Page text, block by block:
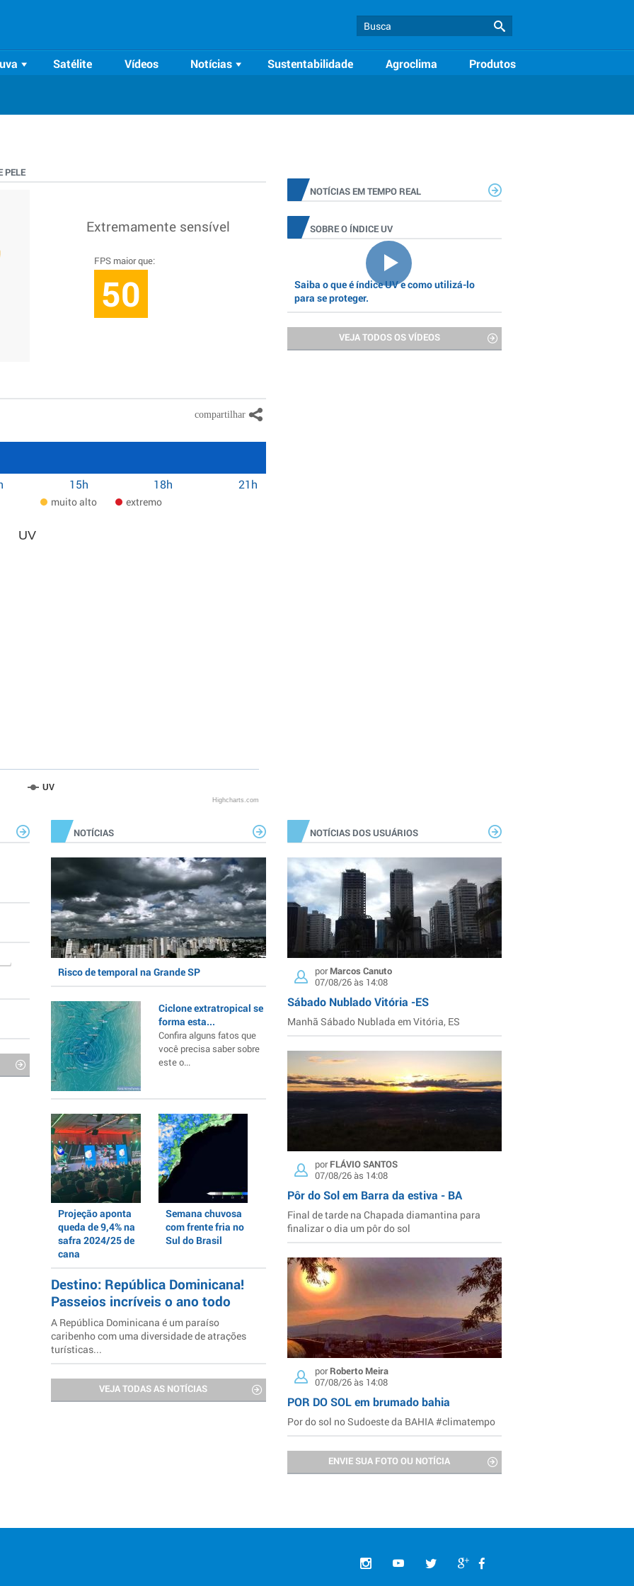
Satélite Vídeos Notícias Sustentabilidade Agroclima Produtos
PELE
Extremamente sensível
FPS maior que:
50
15h 18h 21h
muito alto extremo
UV
UV
Highcharts.com
NOTÍCIAS EM TEMPO REAL
SOBRE O ÍNDICE UV
Saiba o que é índice UV e como utilizá-lo
para se proteger.
VEJA TODOS OS VÍDEOS
NOTÍCIAS
Risco de temporal na Grande SP
Ciclone extratropical se
forma esta...
Confira alguns fatos que
você precisa saber sobre
este o...
Projeção aponta
queda de 9,4% na
safra 2024/25 de
cana
Semana chuvosa
com frente fria no
Sul do Brasil
Destino: República Dominicana!
Passeios incríveis o ano todo
A República Dominicana é um paraíso
caribenho com uma diversidade de atrações
turísticas...
VEJA TODAS AS NOTÍCIAS
NOTÍCIAS DOS USUÁRIOS
porMarcos Canuto
07/08/26 às 14:08
Sábado Nublado Vitória -ES
Manhã Sábado Nublada em Vitória, ES
porFLÁVIO SANTOS
07/08/26 às 14:08
Pôr do Sol em Barra da estiva - BA
Final de tarde na Chapada diamantina para
finalizar o dia um pôr do sol
porRoberto Meira
07/08/26 às 14:08
POR DO SOL em brumado bahia
Por do sol no Sudoeste da BAHIA #climatempo
ENVIE SUA FOTO OU NOTÍCIA